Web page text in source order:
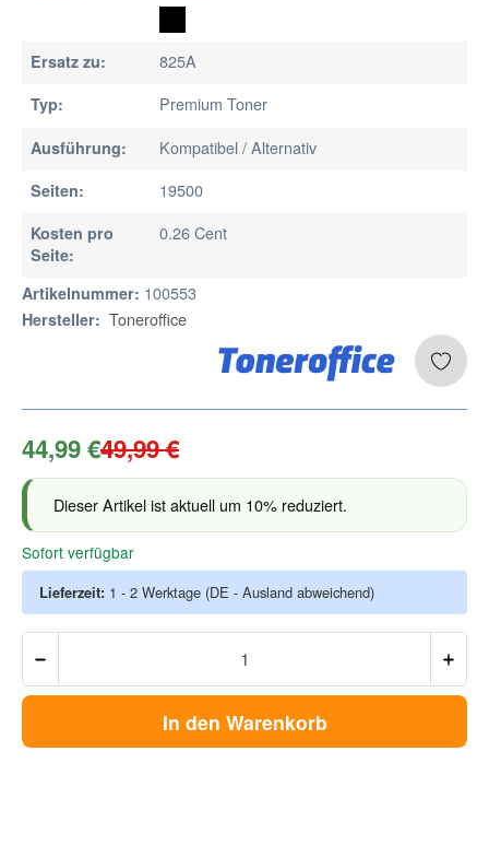
Ersatz zu: 825A
Typ: Premium Toner
Ausführung: Kompatibel / Alternativ
Seiten: 19500
Kosten pro
Seite:
0.26 Cent
Artikelnummer: 100553
Hersteller: Toneroffice
44,99 €49,99 €
Dieser Artikel ist aktuell um 10% reduziert.
Sofort verfügbar
Lieferzeit: 1 - 2 Werktage (DE - Ausland abweichend)
In den Warenkorb